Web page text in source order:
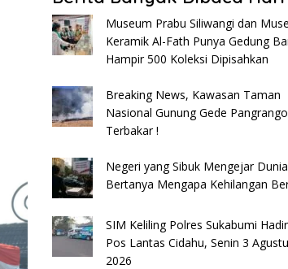
Museum Prabu Siliwangi dan
Keramik Al-Fath Punya Gedung
Hampir 500 Koleksi Dipisahkan
Breaking News, Kawasan Taman
Nasional Gunung Gede Pangrango
Terbakar !
Negeri yang Sibuk Mengejar
Bertanya Mengapa Kehilangan
SIM Keliling Polres Sukabumi
Pos Lantas Cidahu, Senin 3
2026